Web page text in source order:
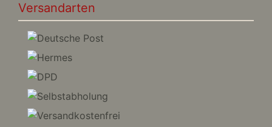
Versandarten